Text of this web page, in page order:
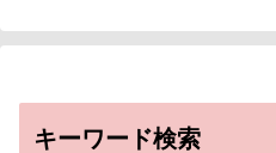
キーワード検索